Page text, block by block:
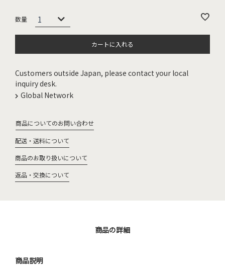
カートに入れる
Customers outside Japan, please contact your local
inquiry desk.
Global Network
商品についてのお問い合わせ
配送・送料について
商品のお取り扱いについて
返品・交換について
商品の詳細
商品説明